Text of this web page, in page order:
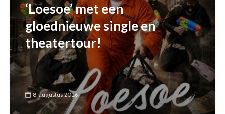
‘Loesoe’ met een
gloednieuwe single en
theatertour!
8 augustus 2026